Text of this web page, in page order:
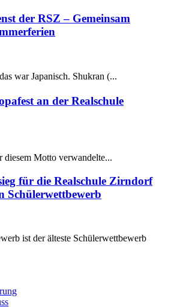
der RSZ – Gemeinsam
war Japanisch. Shukran (...
an der Realschule
diesem Motto verwandelte...
für die Realschule Zirndorf
Schülerwettbewerb
ist der älteste Schülerwettbewerb